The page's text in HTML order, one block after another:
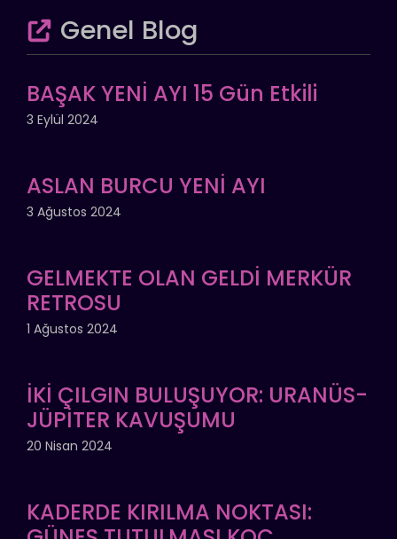
Genel Blog
BAŞAK YENİ AYI 15 Gün Etkili
3 Eylül 2024
ASLAN BURCU YENİ AYI
3 Ağustos 2024
GELMEKTE OLAN GELDİ MERKÜR
RETROSU
1 Ağustos 2024
İKİ ÇILGIN BULUŞUYOR: URANÜS-
JÜPİTER KAVUŞUMU
20 Nisan 2024
KADERDE KIRILMA NOKTASI: